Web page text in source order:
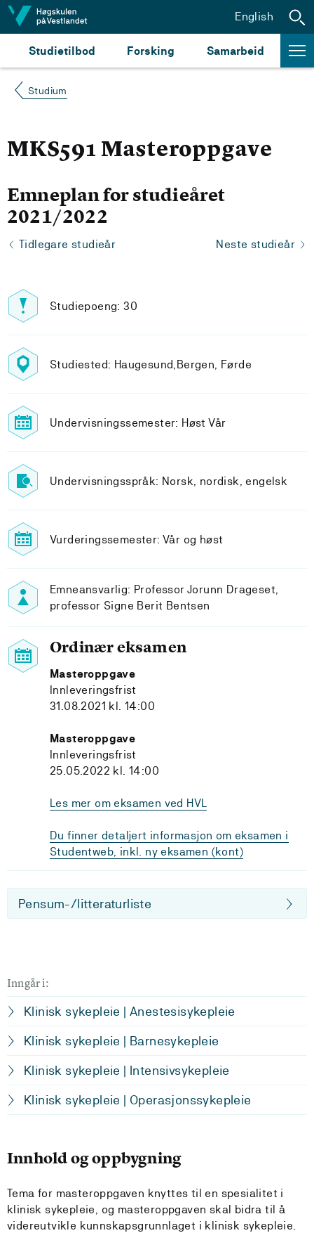
Hopp til innhald
Studietilbod Forsking Samarbeid
English
Studium
MKS591 Masteroppgave
Emneplan for studieåret
2021/2022
Tidlegare studieår Neste studieår
Studiepoeng: 30
Studiested: Haugesund,Bergen, Førde
Undervisningssemester: Høst Vår
Undervisningsspråk: Norsk, nordisk, engelsk
Vurderingssemester: Vår og høst
Emneansvarlig: Professor Jorunn Drageset,
professor Signe Berit Bentsen
Ordinær eksamen
Masteroppgave
Innleveringsfrist
31.08.2021 kl. 14:00
Masteroppgave
Innleveringsfrist
25.05.2022 kl. 14:00
Les mer om eksamen ved HVL
Du finner detaljert informasjon om eksamen i
Studentweb, inkl. ny eksamen (kont)
Pensum-/litteraturliste
Inngår i:
Klinisk sykepleie | Anestesisykepleie
Klinisk sykepleie | Barnesykepleie
Klinisk sykepleie | Intensivsykepleie
Klinisk sykepleie | Operasjonssykepleie
Innhold og oppbygning
Tema for masteroppgaven knyttes til en spesialitet i
klinisk sykepleie, og masteroppgaven skal bidra til å
videreutvikle kunnskapsgrunnlaget i klinisk sykepleie.